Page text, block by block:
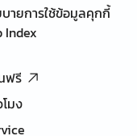
บายการใช้ข้อมูลคุกกี้
Index
ฟรี
มง